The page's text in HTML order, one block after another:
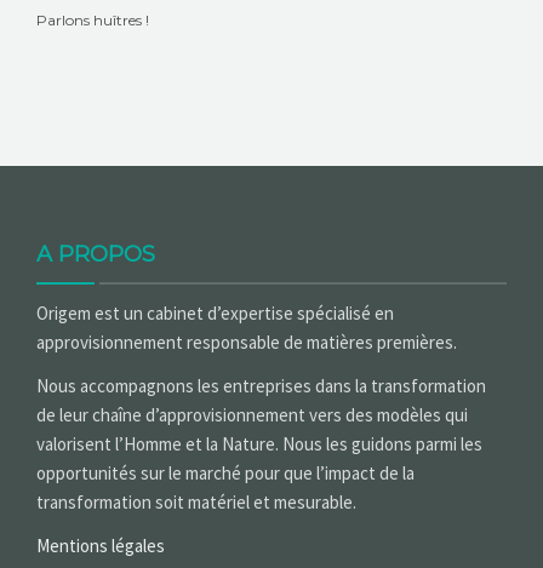
Parlons huîtres !
A PROPOS
Origem est un cabinet d’expertise spécialisé en
approvisionnement responsable de matières premières.
Nous accompagnons les entreprises dans la transformation
de leur chaîne d’approvisionnement vers des modèles qui
valorisent l’Homme et la Nature. Nous les guidons parmi les
opportunités sur le marché pour que l’impact de la
transformation soit matériel et mesurable.
Mentions légales